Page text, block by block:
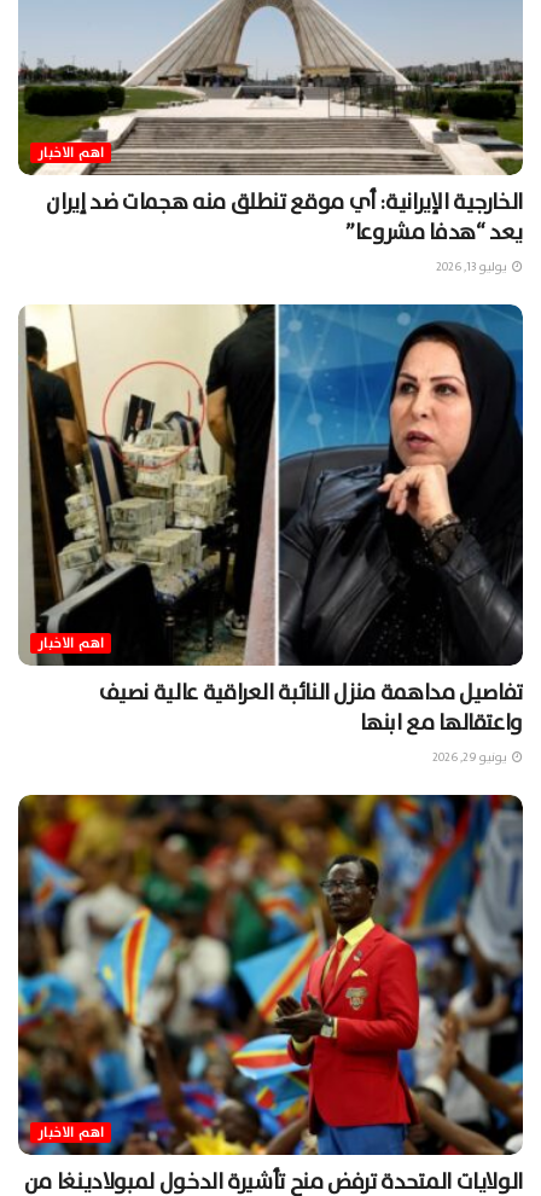
اهم الاخبار
الخارجية الإيرانية: أي موقع تنطلق منه هجمات ضد إيران
يعد “هدفا مشروعا”
يوليو 13, 2026
اهم الاخبار
تفاصيل مداهمة منزل النائبة العراقية عالية نصيف
واعتقالها مع ابنها
يونيو 29, 2026
اهم الاخبار
الولايات المتحدة ترفض منح تأشيرة الدخول لمبولادينغا من